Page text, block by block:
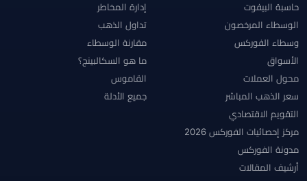
حاسبة البيفوت
الوسطاء المرخصون
وسطاء الفوركس
الأسواق
محول العملات
سعر الذهب المباشر
التقويم الاقتصادي
مركز إحصائيات الفوركس 2026
مدونة الفوركس
أرشيف المقالات
إدارة المخاطر
تداول الذهب
مقارنة الوسطاء
ما هو السكالبينج؟
القاموس
جميع الأدلة